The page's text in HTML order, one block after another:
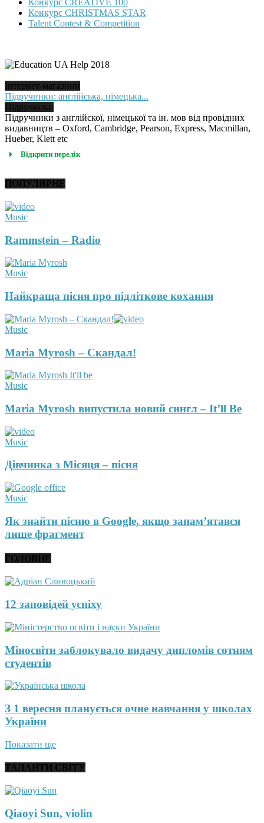
Конкурс CHRISTMAS STAR
Talent Contest & Competition
Інтернет-магазини
Підручники: англійська, німецька...
Підручники
Підручники з англійскої, німецької та ін. мов від провідних
видавництв – Oxford, Cambridge, Pearson, Express, Macmillan,
Hueber, Klett etc
Відкрити перелік
ПОПУЛЯРНЕ
Music
Rammstein – Radio
Music
Найкраща пісня про підліткове кохання
Music
Maria Myrosh – Скандал!
Music
Maria Myrosh випустила новий сингл – It’ll Be
Music
Дівчинка з Місяця – пісня
Music
Як знайти пісню в Google, якщо запам’ятався
лише фрагмент
ГОЛОВНЕ
12 заповідей успіху
Міносвіти заблокувало видачу дипломів сотням
студентів
З 1 вересня планується очне навчання у школах
України
Показати ще
ТАЛАНТИ СВІТУ
Qiaoyi Sun, violin